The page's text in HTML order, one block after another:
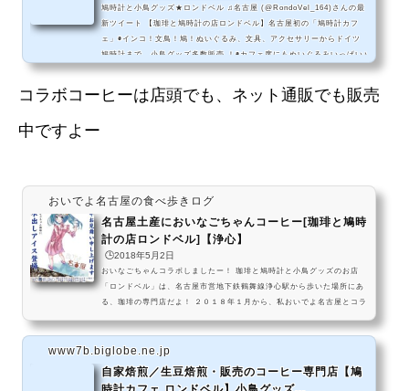
鳩時計と小鳥グッズ★ロンドベル ♫名古屋 (@RondoVel_164)さんの最
新ツイート 【珈琲と鳩時計の店ロンドベル】名古屋初の「鳩時計カフ
ェ」◉インコ！文鳥！鳩！ぬいぐるみ、文具、アクセサリーからドイツ
鳩時計まで、小鳥グッズ多数販売 ！◉カフェ席にもぬいぐるみいっぱい♪
目の前で焙煎する炒りたてコーヒー豆の薫る癒し空間【Twi担当 鳩辺レ
イ】（珈琲焙煎部門 @Wahoo_Wahoo_164 もよろしく♪） 重力の井戸
の底 鳥ントン基地（名古屋市西区）
コラボコーヒーは店頭でも、ネット通販でも販売
中ですよー
おいでよ名古屋の食べ歩きログ
名古屋土産においなごちゃんコーヒー[珈琲と鳩時
計の店ロンドベル]【浄心】
🕒️2018年5月2日
おいなごちゃんコラボしましたー！ 珈琲と鳩時計と小鳥グッズのお店
「ロンドベル」は、名古屋市営地下鉄鶴舞線浄心駅から歩いた場所にあ
る、珈琲の専門店だよ！ ２０１８年１月から、私おいでよ名古屋とコラ
恋BLENDとIKO舞BLEND鳩時計と珈琲の店ロンドベルの「カフェおい
なご」(680円)を買いに、名古屋においでよ。名古屋らしさ溢れる濃厚
さ-DERA恋BLEND名古屋飯にもピッタ...
www7b.biglobe.ne.jp
自家焙煎／生豆焙煎・販売のコーヒー専門店【鳩